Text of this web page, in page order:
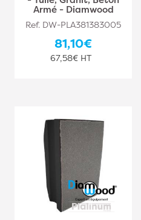
Armé - Diamwood
Ref. DW-PLA381383005
81,10€
67,58€ HT